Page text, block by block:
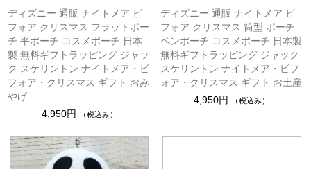
ディズニー 通販 ナイトメア ビ
フォア クリスマス フラットポー
チ 平ポーチ コスメポーチ 日本
製 無料ギフトラッピング ジャッ
ク スケリントン ナイトメア・ビ
フォア・クリスマス ギフト おみ
やげ
4,950円
（税込み）
ディズニー 通販 ナイトメア ビ
フォア クリスマス 筒型 ポーチ
ペンポーチ コスメポーチ 日本製
無料ギフトラッピング ジャック
スケリントン ナイトメア・ビフ
ォア・クリスマス ギフト お土産
4,950円
（税込み）